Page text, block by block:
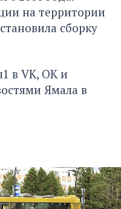
на территории
сборку
в VK, ОК и
Ямала в